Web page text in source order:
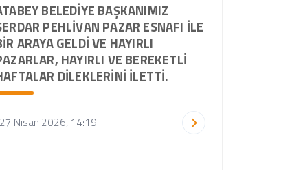
BELEDIYE BAŞKANIMIZ
PEHLIVAN PAZAR ESNAFI İLE
ARAYA GELDI VE HAYIRLI
HAYIRLI VE BEREKETLI
DILEKLERINI İLETTI.
27 Nisan 2026, 14:19